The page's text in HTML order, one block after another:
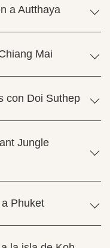
a Autthaya
Mai
con Doi Suthep
Jungle
Phuket